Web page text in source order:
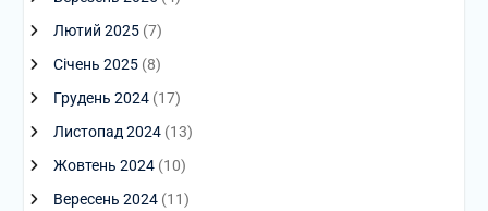
Лютий 2025(7)
Січень 2025(8)
Грудень 2024(17)
Листопад 2024(13)
Жовтень 2024(10)
Вересень 2024(11)